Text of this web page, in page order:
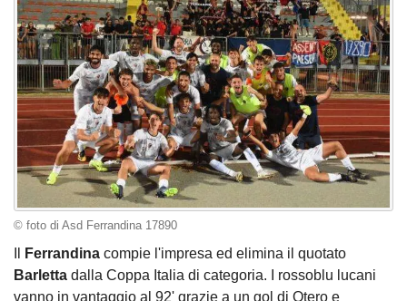
© foto di Asd Ferrandina 17890
Ferrandina compie l'impresa ed elimina il quotato
Barletta dalla Coppa Italia di categoria. I rossoblu lucani
vanno in vantaggio al 92' grazie a un gol di Otero e